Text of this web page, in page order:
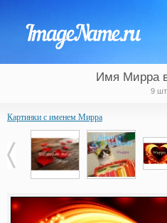
Имя Мирра
9 шт.
Картинки с именем Мирра